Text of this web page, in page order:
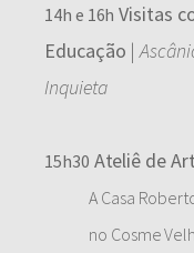
14h e 16h Visitas
Educação |
Inquieta
15h30 Ateliê de
A Casa
no Cosme